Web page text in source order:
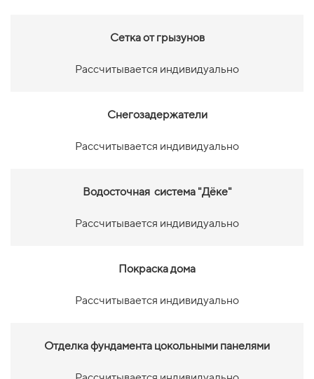
Сетка от грызунов
Рассчитывается индивидуально
Снегозадержатели
Рассчитывается индивидуально
Водосточная система "Дёке"
Рассчитывается индивидуально
Покраска дома
Рассчитывается индивидуально
Отделка фундамента цокольными панелями